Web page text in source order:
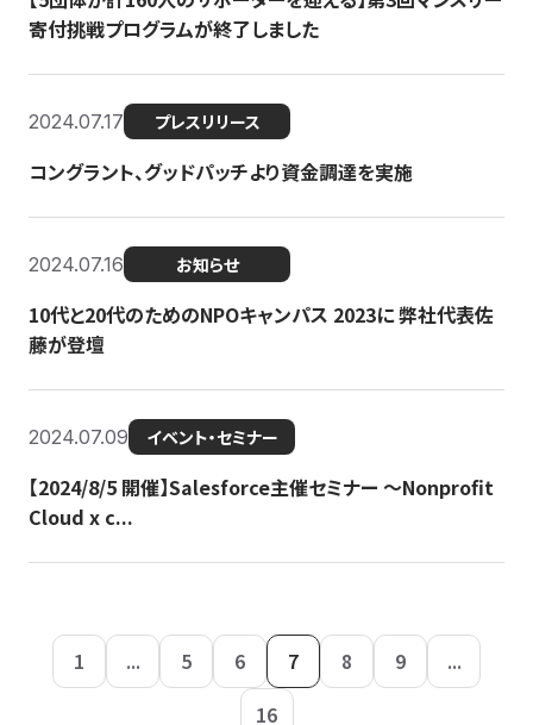
寄付挑戦プログラムが終了しました
2024.07.17 プレスリリース
コングラント、グッドパッチより資金調達を実施
2024.07.16 お知らせ
10代と20代のためのNPOキャンパス 2023に 弊社代表佐
藤が登壇
2024.07.09 イベント・セミナー
【2024/8/5 開催】Salesforce主催セミナー 〜Nonprofit
Cloud x c...
1 ... 5 6 7 8 9
...
16